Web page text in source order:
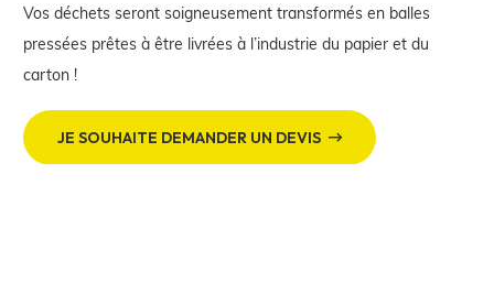
Vos déchets seront soigneusement transformés en balles
pressées prêtes à être livrées à l’industrie du papier et du
carton !
JE SOUHAITE DEMANDER UN DEVIS